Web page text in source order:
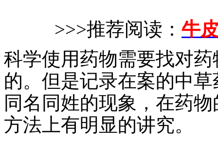
>>>推荐阅读： 牛
科学使用药物需要找对
的。但是记录在案的中
同名同姓的现象，在药
方法上有明显的讲究。